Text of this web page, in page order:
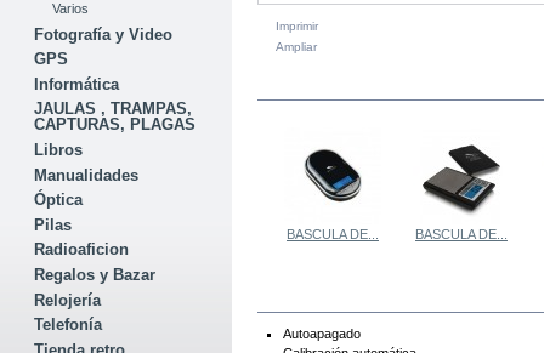
Varios
Fotografía y Video
GPS
Informática
JAULAS , TRAMPAS,
CAPTURAS, PLAGAS
Libros
Manualidades
Óptica
Pilas
Radioaficion
Regalos y Bazar
Relojería
Telefonía
Imprimir
Ampliar
BASCULA DE... BASCULA DE...
Autoapagado